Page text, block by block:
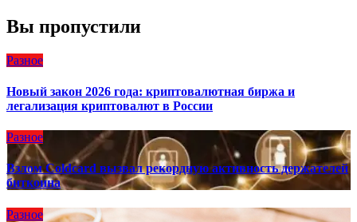
Вы пропустили
Разное
Новый закон 2026 года: криптовалютная биржа и
легализация криптовалют в России
Разное
Взлом Coldcard вызвал рекордную активность держателей
биткоина
Разное